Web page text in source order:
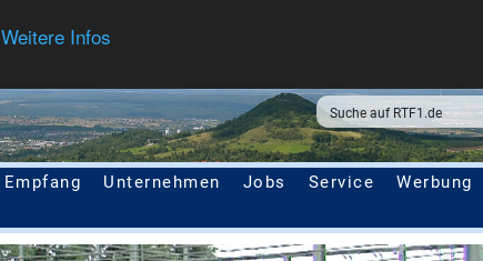
Weitere Infos
Empfang Unternehmen Jobs Service
Werbung